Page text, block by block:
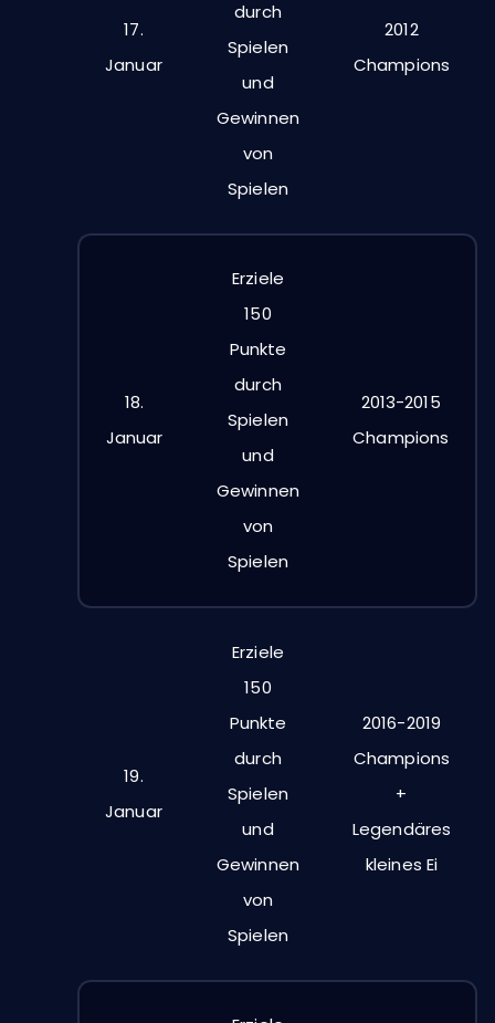
17.
Januar
durch
Spielen
und
Gewinnen
von
Spielen
2012
Champions
18.
Januar
Erziele
150
Punkte
durch
Spielen
und
Gewinnen
von
Spielen
2013-2015
Champions
19.
Januar
Erziele
150
Punkte
durch
Spielen
und
Gewinnen
von
Spielen
2016-2019
Champions
+
Legendäres
kleines Ei